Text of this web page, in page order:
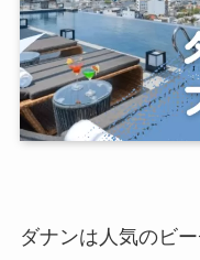
ダナンは人気のビ